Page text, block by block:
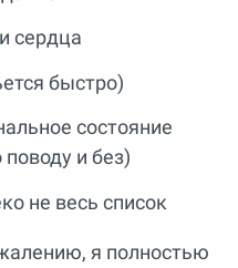
сердца
быстро)
состояние
и без)
не весь список
я полностью